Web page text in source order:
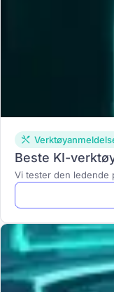
Beste KI-
Vi tester den ledende